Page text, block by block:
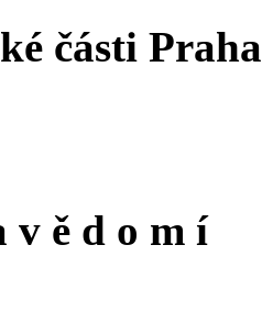
části Praha
v ě d o m í